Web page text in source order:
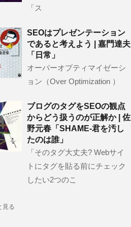
「ス
SEOはプレゼンテーション
であると考えよう | 嘉門達夫
「日常」
オーバーオプティマイゼーシ
ョン（Over Optimization ）
ブログのタグをSEOの観点
からどう扱うのが正解か | 佐
野元春「SHAME-君を汚し
たのは誰」
「そのタグ大丈夫? Webサイ
トにタグを貼る前にチェック
したい2つのこ
見る